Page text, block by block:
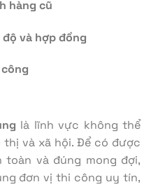
hàng cũ
và hợp đồng
là lĩnh vực không thể
và xã hội. Để có được
và đúng mong đợi,
đơn vị thi công uy tín,